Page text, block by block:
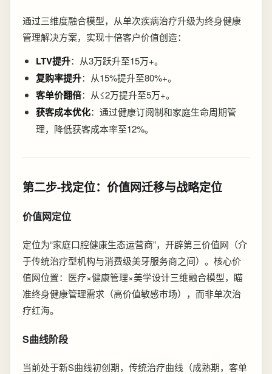
通过三维度融合模型，从单次疾病治疗升级为终身健康
管理解决方案，实现十倍客户价值创造：
LTV提升：从3万跃升至15万+。
复购率提升：从15%提升至80%+。
客单价翻倍：从≤2万提升至5万+。
获客成本优化：通过健康订阅制和家庭生命周期管
理，降低获客成本率至12%。
第二步-找定位：价值网迁移与战略定位
价值网定位
定位为“家庭口腔健康生态运营商”，开辟第三价值网（介
于传统治疗型机构与消费级美牙服务商之间）。核心价
值网位置：医疗×健康管理×美学设计三维融合模型，瞄
准终身健康管理需求（高价值敏感市场），而非单次治
疗红海。
S曲线阶段
当前处于新S曲线初创期，传统治疗曲线（成熟期，客单